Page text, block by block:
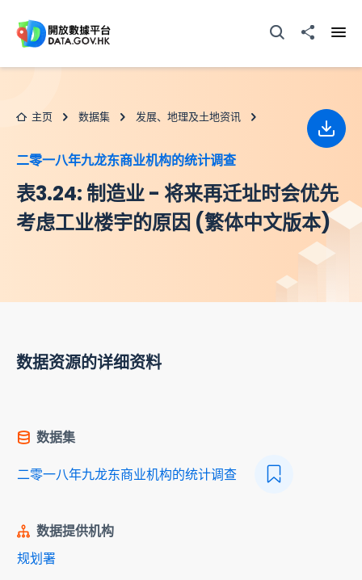
打开搜寻器分享至
主页 数据集 发展、地理及土地资讯
二零一八年九龙东商业机构的统计调查
表3.24: 制造业 - 将来再迁址时会优先
考虑工业楼宇的原因 (繁体中文版本)
下载
数据资源的详细资料
数据集
二零一八年九龙东商业机构的统计调查
数据提供机构
规划署